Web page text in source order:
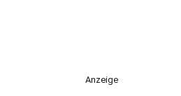
Anzeige